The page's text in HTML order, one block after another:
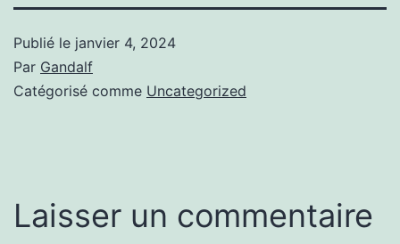
Publié le janvier 4, 2024
Par Gandalf
Catégorisé comme Uncategorized
Laisser un commentaire